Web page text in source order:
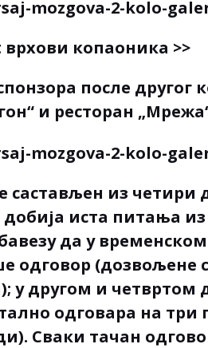
врхови копаоника >>
после
и ресторан
састављен из
иста питања
да у
одговор (дозвољене
у другом и четвртом
одговара на
Сваки тачан